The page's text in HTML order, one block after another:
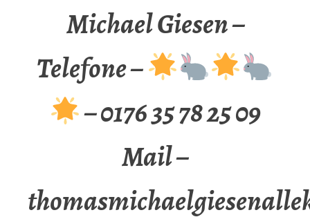
Michael Giesen –
Telefone –
– 0176 35 78 25 09
Mail –